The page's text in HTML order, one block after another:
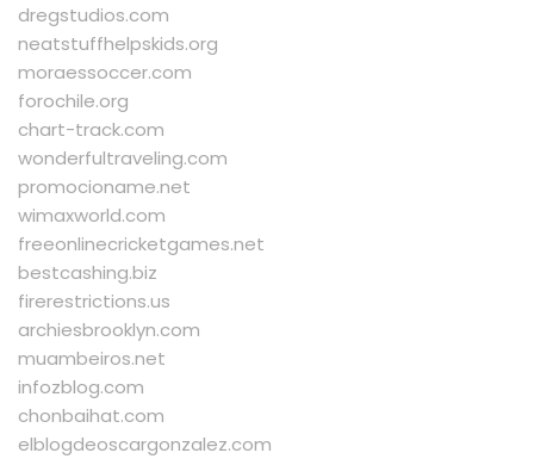
dregstudios.com
neatstuffhelpskids.org
moraessoccer.com
forochile.org
chart-track.com
wonderfultraveling.com
promocioname.net
wimaxworld.com
freeonlinecricketgames.net
bestcashing.biz
firerestrictions.us
archiesbrooklyn.com
muambeiros.net
infozblog.com
chonbaihat.com
elblogdeoscargonzalez.com